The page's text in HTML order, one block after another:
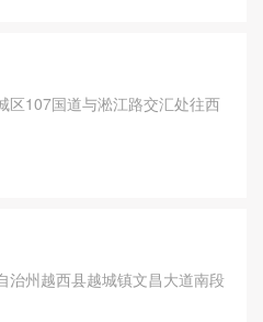
产品系列
区107国道与淞江路交汇处往西
治州越西县越城镇文昌大道南段